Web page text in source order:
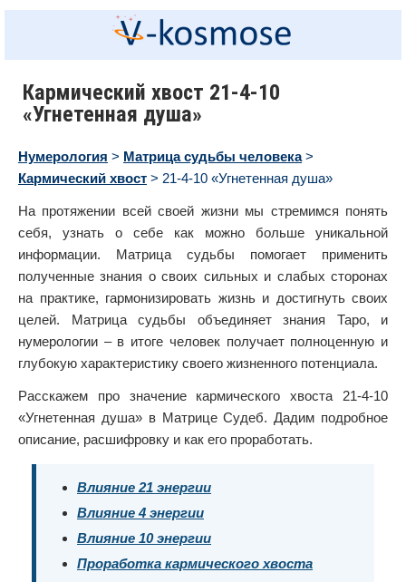
Кармический хвост 21-4-10
«Угнетенная душа»
Нумерология > Матрица судьбы человека>
Кармический хвост > 21-4-10 «Угнетенная душа»
На протяжении всей своей жизни мы стремимся понять
себя, узнать о себе как можно больше уникальной
информации. Матрица судьбы помогает применить
полученные знания о своих сильных и слабых сторонах
на практике, гармонизировать жизнь и достигнуть своих
целей. Матрица судьбы объединяет знания Таро, и
нумерологии – в итоге человек получает полноценную и
глубокую характеристику своего жизненного потенциала.
Расскажем про значение кармического хвоста 21-4-10
«Угнетенная душа» в Матрице Судеб. Дадим подробное
описание, расшифровку и как его проработать.
Влияние 21 энергии
Влияние 4 энергии
Влияние 10 энергии
Проработка кармического хвоста